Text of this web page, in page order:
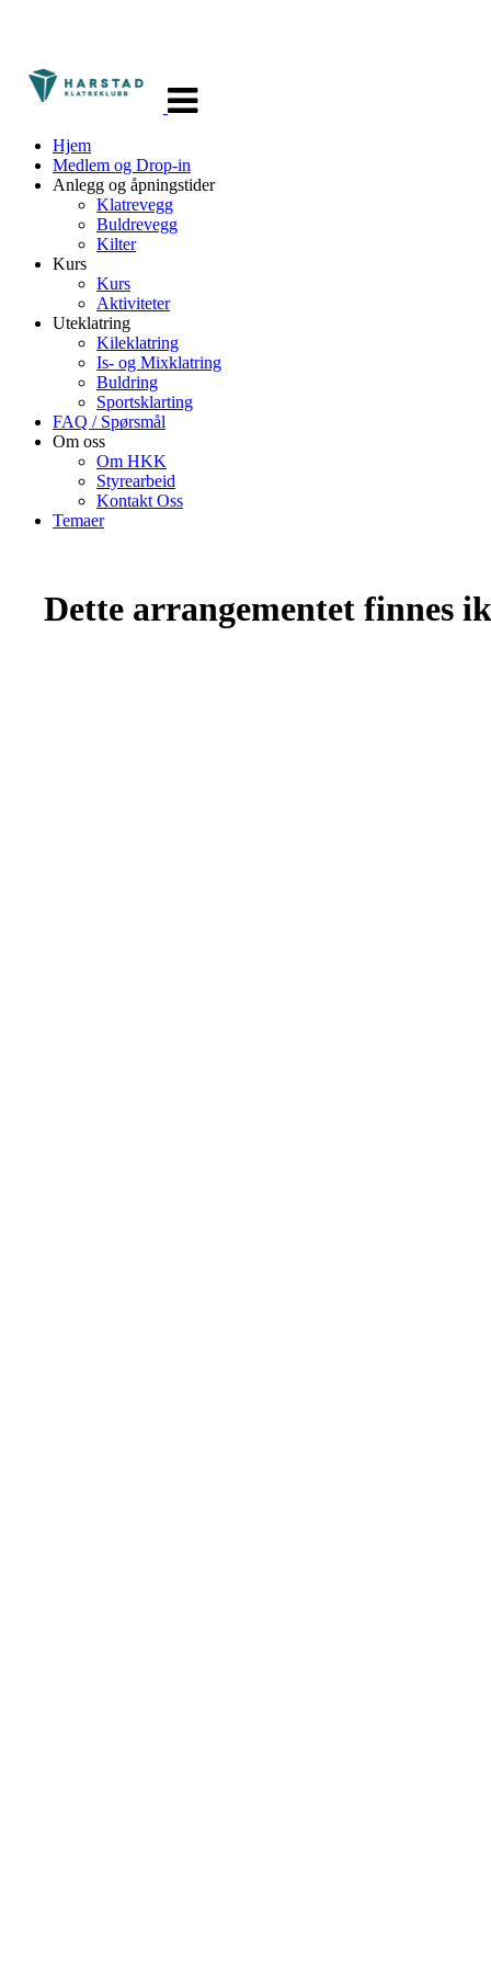
navigasjon
Hjem
Medlem og Drop-in
Anlegg og åpningstider
Klatrevegg
Buldrevegg
Kilter
Kurs
Kurs
Aktiviteter
Uteklatring
Kileklatring
Is- og Mixklatring
Buldring
Sportsklarting
FAQ / Spørsmål
Om oss
Om HKK
Styrearbeid
Kontakt Oss
Temaer
Dette arrangementet finnes